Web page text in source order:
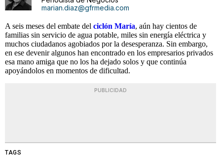
marian.diaz@gfrmedia.com
A seis meses del embate del ciclón María, aún hay cientos de
familias sin servicio de agua potable, miles sin energía eléctrica y
muchos ciudadanos agobiados por la desesperanza. Sin embargo,
en ese devenir algunos han encontrado en los empresarios privados
esa mano amiga que no los ha dejado solos y que continúa
apoyándolos en momentos de dificultad.
PUBLICIDAD
TAGS